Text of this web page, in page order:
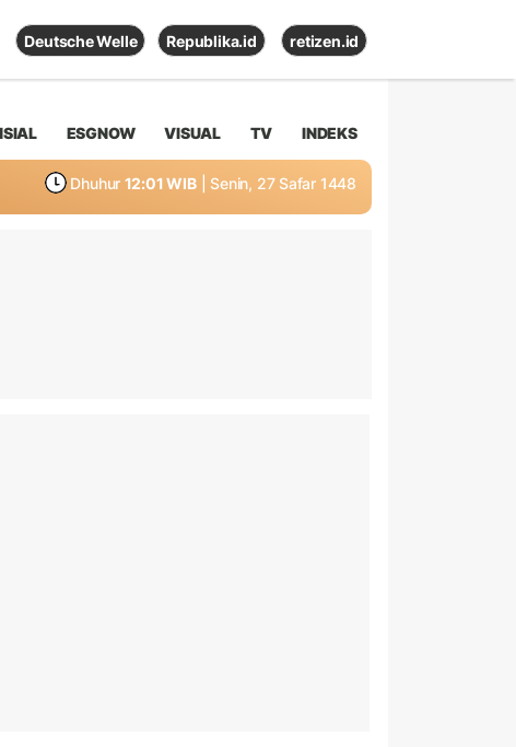
Deutsche Welle Republika.id retizen.id
ESGNOW VISUAL TV INDEKS
Dhuhur 12:01 WIB | Senin, 27 Safar 1448